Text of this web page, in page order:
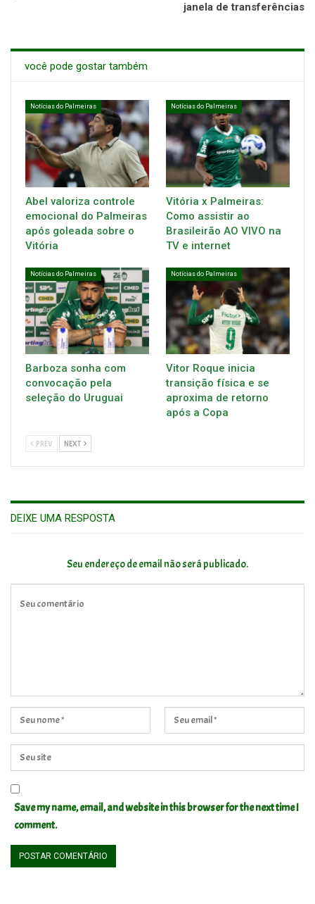
janela de transferências
você pode gostar também
Notícias do Palmeiras
Abel valoriza controle
emocional do Palmeiras
após goleada sobre o
Vitória
Notícias do Palmeiras
Vitória x Palmeiras:
Como assistir ao
Brasileirão AO VIVO na
TV e internet
Notícias do Palmeiras
Barboza sonha com
convocação pela
seleção do Uruguai
Notícias do Palmeiras
Vitor Roque inicia
transição física e se
aproxima de retorno
após a Copa
PREV NEXT
DEIXE UMA RESPOSTA
Seu endereço de email não será publicado.
Save my name, email, and website in this browser for the next time I
comment.